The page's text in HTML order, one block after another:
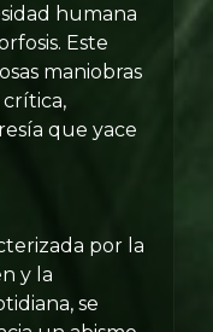
humana
Este
maniobras
que yace
por la
y la
se